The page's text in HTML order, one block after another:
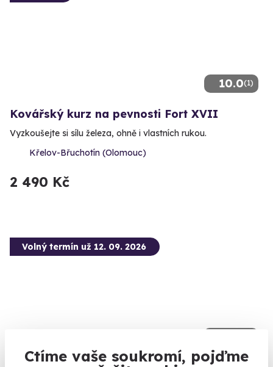
Ctíme vaše soukromí, pojďme
10.0(1)
Kovářský kurz na pevnosti Fort XVII
Vyzkoušejte si sílu železa, ohně i vlastních rukou.
Křelov-Břuchotín (Olomouc)
2 490 Kč
Volný termín už 12. 09. 2026